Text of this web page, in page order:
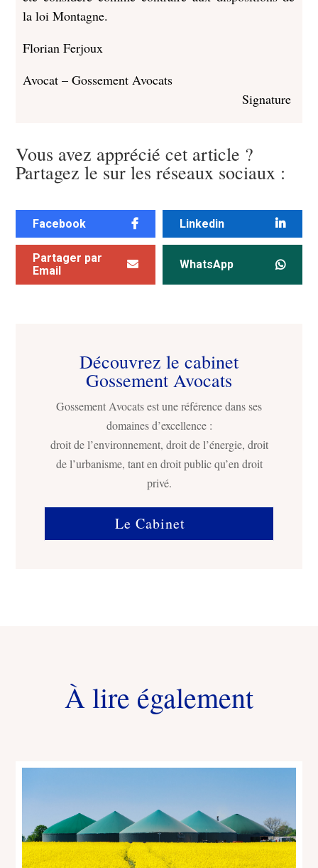
la loi Montagne.
Florian Ferjoux
Avocat – Gossement Avocats
Signature
Vous avez apprécié cet article ?
Partagez le sur les réseaux sociaux :
Facebook Linkedin
Partager par
Email
WhatsApp
Découvrez le cabinet
Gossement Avocats
Gossement Avocats est une référence dans ses
domaines d’excellence :
droit de l’environnement, droit de l’énergie, droit
de l’urbanisme, tant en droit public qu’en droit
privé.
Le Cabinet
À lire également